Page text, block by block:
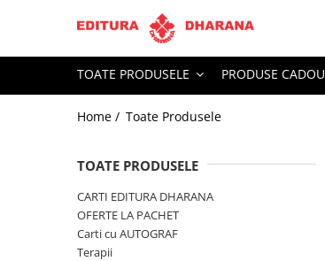
Toate Produsele
CARTI EDITURA DHARANA
OFERTE LA PACHET
Dezvoltare personala
Spiritualitate
TOATE PRODUSELE PRODUSE CADOU
Home / Toate Produsele
TOATE PRODUSELE
CARTI EDITURA DHARANA
OFERTE LA PACHET
Carti cu AUTOGRAF
Terapii